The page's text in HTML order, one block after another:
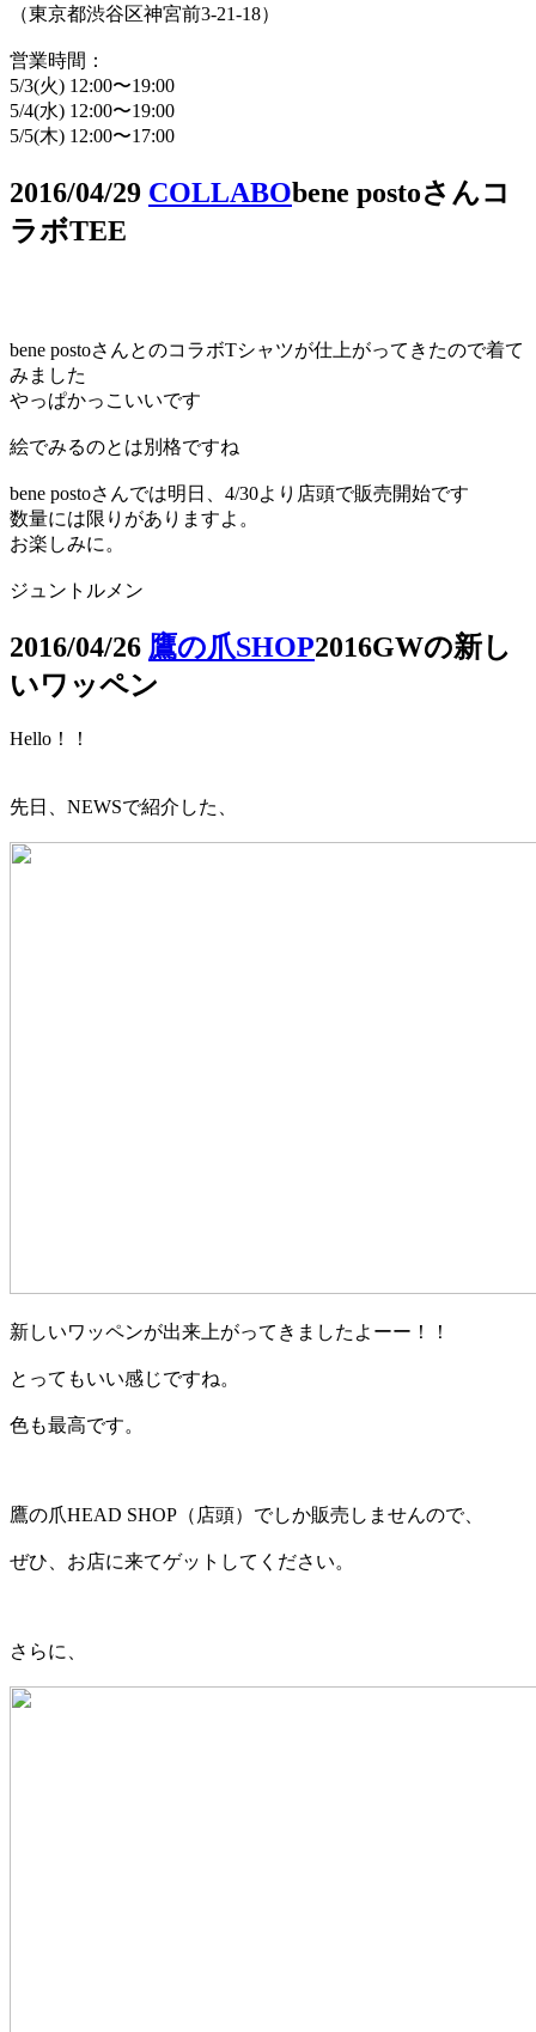
（東京都渋谷区神宮前3-21-18）
営業時間：
5/3(火) 12:00〜19:00
5/4(水) 12:00〜19:00
5/5(木) 12:00〜17:00
2016/04/29 COLLABObene postoさんコ
ラボTEE
bene postoさんとのコラボTシャツが仕上がってきたので着て
みました
やっぱかっこいいです
絵でみるのとは別格ですね
bene postoさんでは明日、4/30より店頭で販売開始です
数量には限りがありますよ。
お楽しみに。
ジュントルメン
2016/04/26 鷹の爪SHOP2016GWの新し
いワッペン
Hello！！
先日、NEWSで紹介した、
新しいワッペンが出来上がってきましたよーー！！
とってもいい感じですね。
色も最高です。
鷹の爪HEAD SHOP（店頭）でしか販売しませんので、
ぜひ、お店に来てゲットしてください。
さらに、